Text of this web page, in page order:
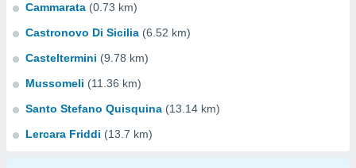
Cammarata (0.73 km)
Castronovo Di Sicilia (6.52 km)
Casteltermini (9.78 km)
Mussomeli (11.36 km)
Santo Stefano Quisquina (13.14 km)
Lercara Friddi (13.7 km)